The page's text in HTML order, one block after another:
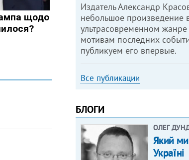
Издатель Александр
небольшое произведение
ультрасовременном
мотивам последних
публикуем его впервые.
Все публикации
БЛОГИ
ОЛЕГ
Який
Україні